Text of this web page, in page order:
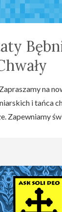
na
i tańca
Zapewniamy